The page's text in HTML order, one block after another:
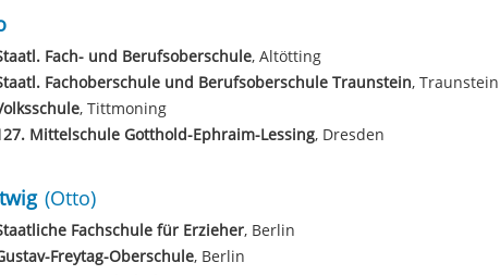
Fach- und Berufsoberschule, Altötting
Fachoberschule und Berufsoberschule Traunstein, Traunstein
, Tittmoning
Mittelschule Gotthold-Ephraim-Lessing, Dresden
(Otto)
Fachschule für Erzieher, Berlin
Freytag-Oberschule, Berlin